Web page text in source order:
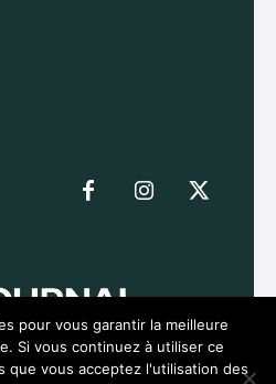
pour vous garantir la meilleure
Si vous continuez à utiliser ce
que vous acceptez l'utilisation des